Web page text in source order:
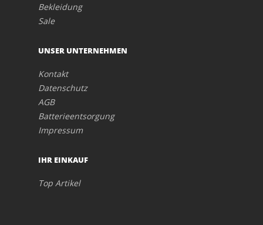
Bekleidung
Sale
UNSER UNTERNEHMEN
Kontakt
Datenschutz
AGB
Batterieentsorgung
Impressum
IHR EINKAUF
Top Artikel